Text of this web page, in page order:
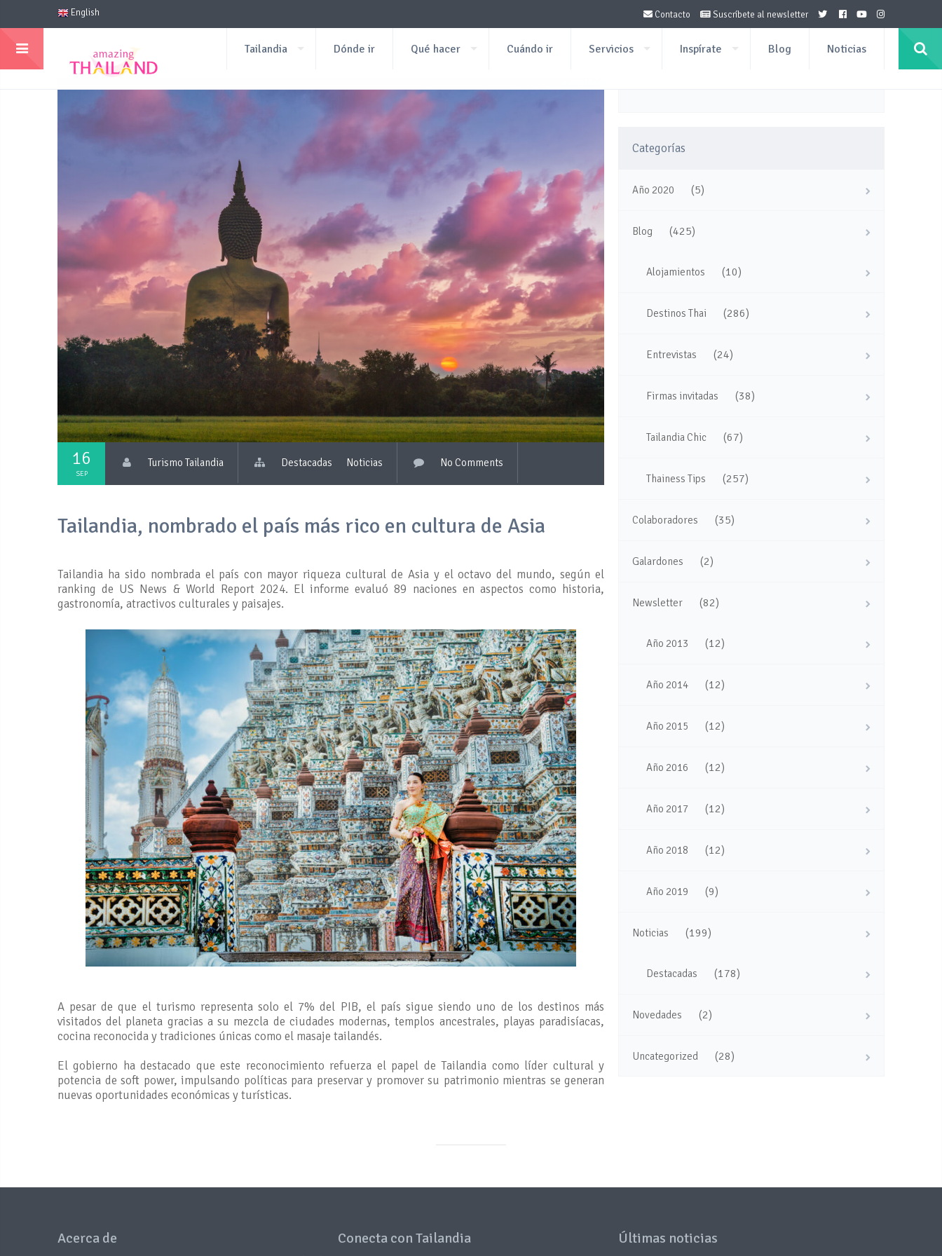
English Contacto Suscríbete al newsletter
Tailandia Dónde ir Qué hacer Cuándo ir Servicios Inspírate Blog Noticias
16
SEP
Turismo Tailandia Destacadas Noticias No Comments
Tailandia, nombrado el país más rico en cultura de Asia
Tailandia ha sido nombrada el país con mayor riqueza cultural de Asia y el octavo del mundo, según el
ranking de US News & World Report 2024. El informe evaluó 89 naciones en aspectos como historia,
gastronomía, atractivos culturales y paisajes.
A pesar de que el turismo representa solo el 7% del PIB, el país sigue siendo uno de los destinos más
visitados del planeta gracias a su mezcla de ciudades modernas, templos ancestrales, playas paradisíacas,
cocina reconocida y tradiciones únicas como el masaje tailandés.
El gobierno ha destacado que este reconocimiento refuerza el papel de Tailandia como líder cultural y
potencia de soft power, impulsando políticas para preservar y promover su patrimonio mientras se generan
nuevas oportunidades económicas y turísticas.
Categorías
Año 2020 (5)
Blog (425)
Alojamientos (10)
Destinos Thai (286)
Entrevistas (24)
Firmas invitadas (38)
Tailandia Chic (67)
Thainess Tips (257)
Colaboradores (35)
Galardones (2)
Newsletter (82)
Año 2013 (12)
Año 2014 (12)
Año 2015 (12)
Año 2016 (12)
Año 2017 (12)
Año 2018 (12)
Año 2019 (9)
Noticias (199)
Destacadas (178)
Novedades (2)
Uncategorized (28)
Acerca de Conecta con Tailandia Últimas noticias